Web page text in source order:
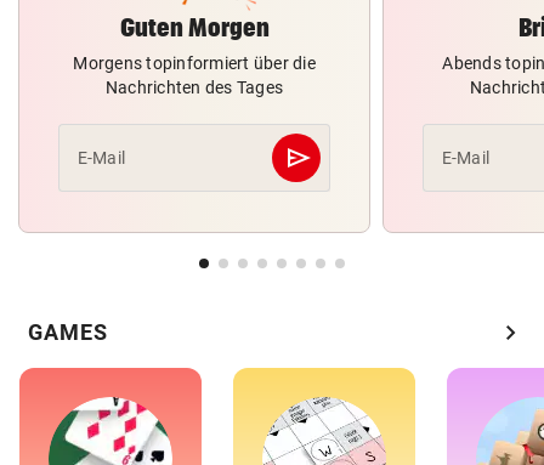
Guten Morgen
Morgens topinformiert über die
Nachrichten des Tages
E-Mail send
Abschicken
Abends
E-Mail
GAMES chevron_right